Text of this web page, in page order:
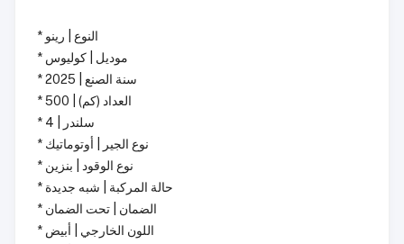
* النوع | رينو
* موديل | كوليوس
* سنة الصنع | 2025
* العداد (كم) | 500
* سلندر | 4
* نوع الجير | أوتوماتيك
* نوع الوقود | بنزين
* حالة المركبة | شبه جديدة
* الضمان | تحت الضمان
* اللون الخارجي | أبيض